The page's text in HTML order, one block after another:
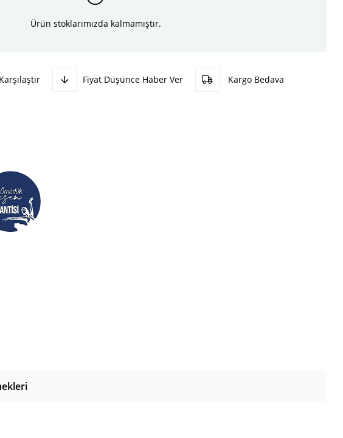
Ürün stoklarımızda kalmamıştır.
Karşılaştır Fiyat Düşünce Haber Ver Kargo Bedava